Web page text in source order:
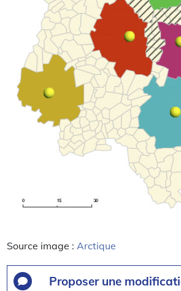
Source image : Arctique
Proposer une